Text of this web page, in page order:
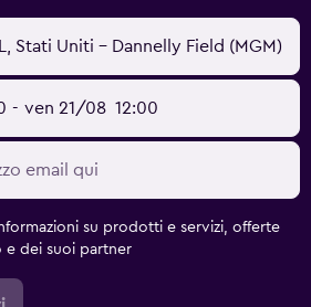
Stati Uniti - Dannelly Field (MGM)
- ven 21/08 12:00
su prodotti e servizi, offerte
e dei suoi partner